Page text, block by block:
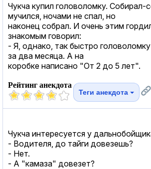
Чукча купил головоломку. Собирал-
мучился, ночами не спал, но
наконец собрал. И очень этим
знакомым говорил:
- Я, однако, так быстро
за два месяца. А на
коробке написано "От 2 до 5 лет".
Рейтинг анекдота
Теги анекдота
Чукча интересуется у
- Водителя, до тайги довезешь?
- Нет.
- А "камаза" довезет?